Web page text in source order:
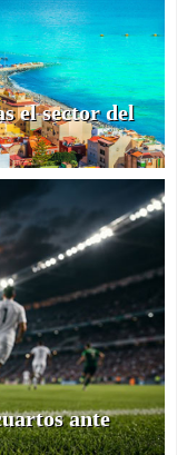
el sector del
ante